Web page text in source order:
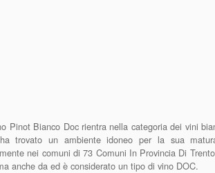
Pinot Bianco Doc rientra nella categoria dei vini
trovato un ambiente idoneo per la sua
nei comuni di 73 Comuni In Provincia Di
anche da ed è considerato un tipo di vino DOC.